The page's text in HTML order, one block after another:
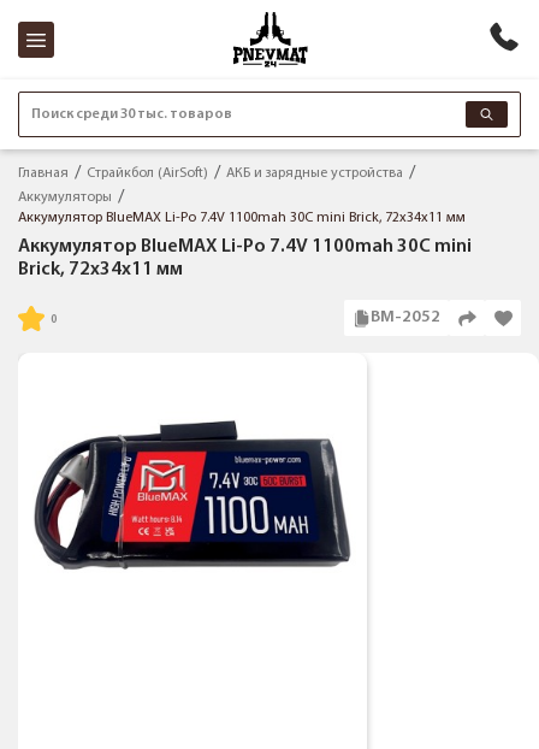
Поиск среди 30 тыс. товаров
Главная Страйкбол (AirSoft)
АКБ и зарядные устройства
Аккумуляторы
Аккумулятор BlueMAX Li-Po 7.4V 1100mah 30C mini Brick, 72x34x11 мм
Аккумулятор BlueMAX Li-Po 7.4V 1100mah 30C mini
Brick, 72x34x11 мм
BM-2052